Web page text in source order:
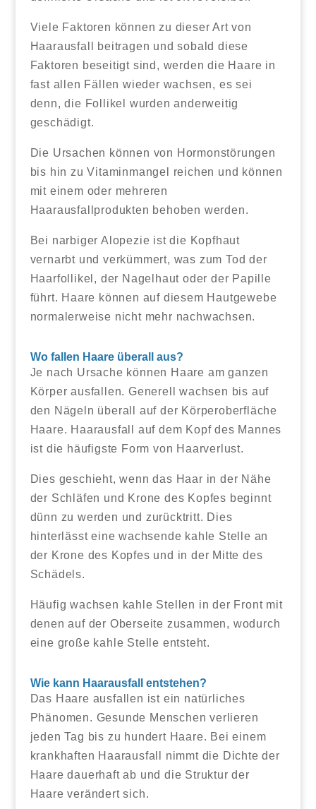
Viele Faktoren können zu dieser Art von
Haarausfall beitragen und sobald diese
Faktoren beseitigt sind, werden die Haare in
fast allen Fällen wieder wachsen, es sei
denn, die Follikel wurden anderweitig
geschädigt.
Die Ursachen können von Hormonstörungen
bis hin zu Vitaminmangel reichen und können
mit einem oder mehreren
Haarausfallprodukten behoben werden.
Bei narbiger Alopezie ist die Kopfhaut
vernarbt und verkümmert, was zum Tod der
Haarfollikel, der Nagelhaut oder der Papille
führt. Haare können auf diesem Hautgewebe
normalerweise nicht mehr nachwachsen.
Wo fallen Haare überall aus?
Je nach Ursache können Haare am ganzen
Körper ausfallen. Generell wachsen bis auf
den Nägeln überall auf der Körperoberfläche
Haare. Haarausfall auf dem Kopf des Mannes
ist die häufigste Form von Haarverlust.
Dies geschieht, wenn das Haar in der Nähe
der Schläfen und Krone des Kopfes beginnt
dünn zu werden und zurücktritt. Dies
hinterlässt eine wachsende kahle Stelle an
der Krone des Kopfes und in der Mitte des
Schädels.
Häufig wachsen kahle Stellen in der Front mit
denen auf der Oberseite zusammen, wodurch
eine große kahle Stelle entsteht.
Wie kann Haarausfall entstehen?
Das Haare ausfallen ist ein natürliches
Phänomen. Gesunde Menschen verlieren
jeden Tag bis zu hundert Haare. Bei einem
krankhaften Haarausfall nimmt die Dichte der
Haare dauerhaft ab und die Struktur der
Haare verändert sich.